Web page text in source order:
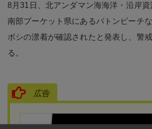
8月31日、北アンダマン海海洋・沿岸
南部プーケット県にあるパトンビーチ
ボシの漂着が確認されたと発表し、警
る。
広告